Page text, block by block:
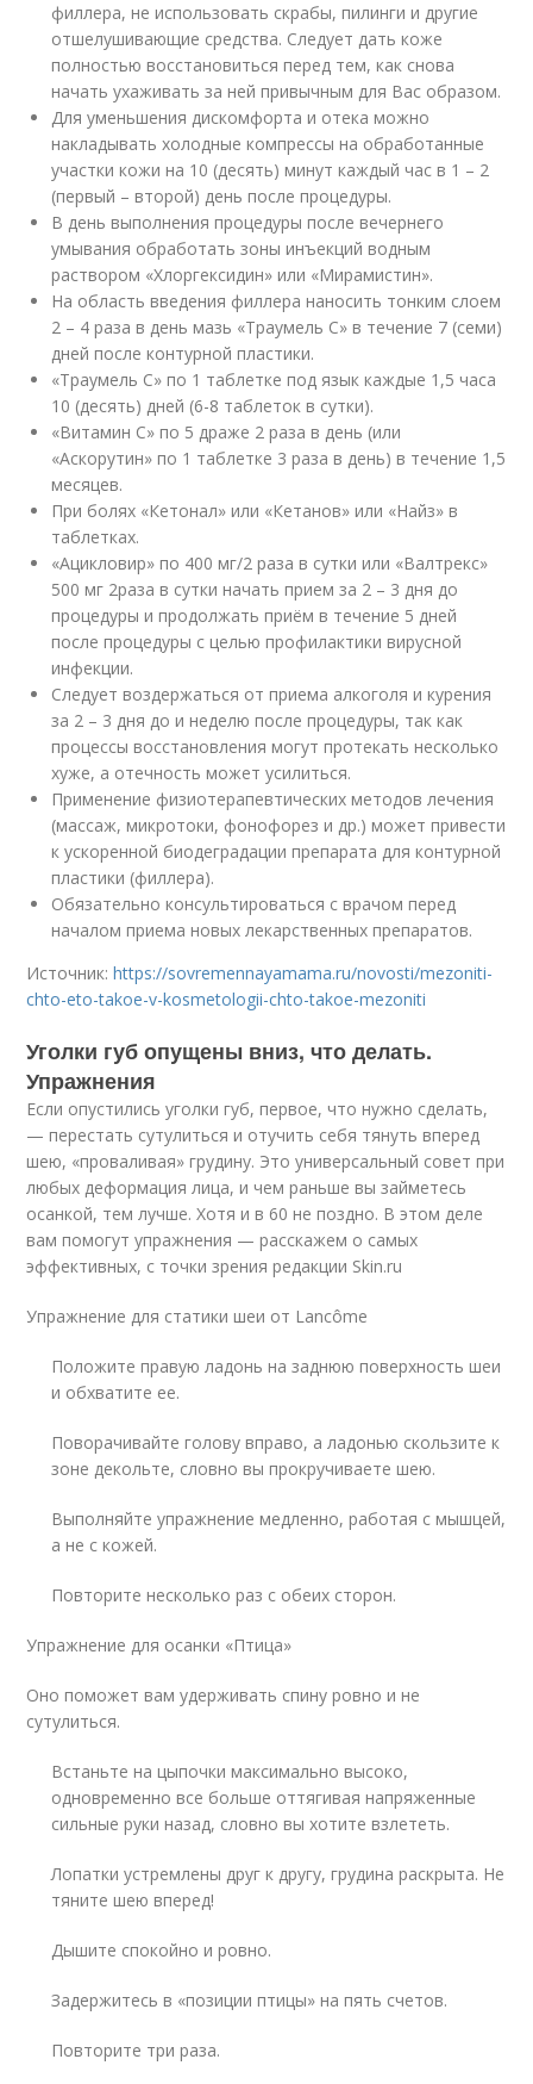
филлера, не использовать скрабы, пилинги и другие
отшелушивающие средства. Следует дать коже
полностью восстановиться перед тем, как снова
начать ухаживать за ней привычным для Вас образом.
Для уменьшения дискомфорта и отека можно
накладывать холодные компрессы на обработанные
участки кожи на 10 (десять) минут каждый час в 1 – 2
(первый – второй) день после процедуры.
В день выполнения процедуры после вечернего
умывания обработать зоны инъекций водным
раствором «Хлоргексидин» или «Мирамистин».
На область введения филлера наносить тонким слоем
2 – 4 раза в день мазь «Траумель С» в течение 7 (семи)
дней после контурной пластики.
«Траумель С» по 1 таблетке под язык каждые 1,5 часа
10 (десять) дней (6-8 таблеток в сутки).
«Витамин С» по 5 драже 2 раза в день (или
«Аскорутин» по 1 таблетке 3 раза в день) в течение 1,5
месяцев.
При болях «Кетонал» или «Кетанов» или «Найз» в
таблетках.
«Ацикловир» по 400 мг/2 раза в сутки или «Валтрекс»
500 мг 2раза в сутки начать прием за 2 – 3 дня до
процедуры и продолжать приём в течение 5 дней
после процедуры с целью профилактики вирусной
инфекции.
Следует воздержаться от приема алкоголя и курения
за 2 – 3 дня до и неделю после процедуры, так как
процессы восстановления могут протекать несколько
хуже, а отечность может усилиться.
Применение физиотерапевтических методов лечения
(массаж, микротоки, фонофорез и др.) может привести
к ускоренной биодеградации препарата для контурной
пластики (филлера).
Обязательно консультироваться с врачом перед
началом приема новых лекарственных препаратов.
Источник:https://sovremennayamama.ru/novosti/mezoniti-
chto-eto-takoe-v-kosmetologii-chto-takoe-mezoniti
Уголки губ опущены вниз, что делать.
Упражнения
Если опустились уголки губ, первое, что нужно сделать,
— перестать сутулиться и отучить себя тянуть вперед
шею, «проваливая» грудину. Это универсальный совет при
любых деформация лица, и чем раньше вы займетесь
осанкой, тем лучше. Хотя и в 60 не поздно. В этом деле
вам помогут упражнения — расскажем о самых
эффективных, с точки зрения редакции Skin.ru
Упражнение для статики шеи от Lancôme
Положите правую ладонь на заднюю поверхность шеи
и обхватите ее.
Поворачивайте голову вправо, а ладонью скользите к
зоне декольте, словно вы прокручиваете шею.
Выполняйте упражнение медленно, работая с мышцей,
а не с кожей.
Повторите несколько раз с обеих сторон.
Упражнение для осанки «Птица»
Оно поможет вам удерживать спину ровно и не
сутулиться.
Встаньте на цыпочки максимально высоко,
одновременно все больше оттягивая напряженные
сильные руки назад, словно вы хотите взлететь.
Лопатки устремлены друг к другу, грудина раскрыта. Не
тяните шею вперед!
Дышите спокойно и ровно.
Задержитесь в «позиции птицы» на пять счетов.
Повторите три раза.